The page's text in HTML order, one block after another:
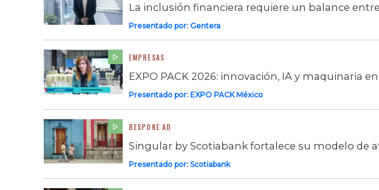
La inclusión financiera requiere un balance
Presentado por: Gentera
EMPRESAS
EXPO PACK 2026: innovación, IA y maquinaria
Presentado por: EXPO PACK México
BESPOKE AD
Singular by Scotiabank fortalece su modelo de
Presentado por: Scotiabank